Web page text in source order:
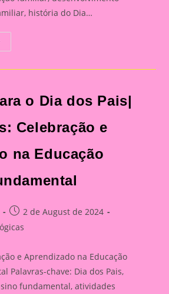
história do Dia…
o Dia dos Pais|
Celebração e
na Educação
Post
published:
2 de August de 2024
e Aprendizado na Educação
Palavras-chave: Dia dos Pais,
fundamental, atividades